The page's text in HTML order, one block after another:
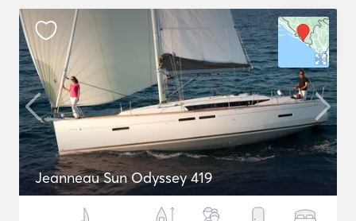
Jeanneau Sun Odyssey 419